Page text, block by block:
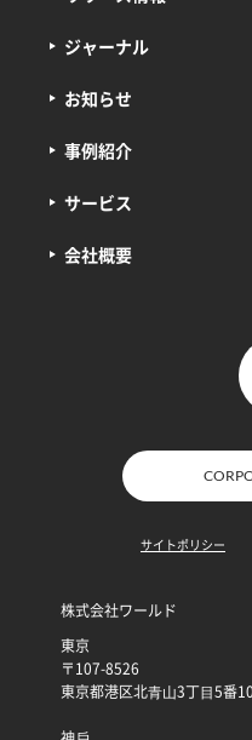
サービス
事例紹介
会社概要
ジャーナル
お知らせ
サイトポリシー
株式会社ワールド
東京
〒107-8526
東京都港区北⻘⼭3丁⽬5番